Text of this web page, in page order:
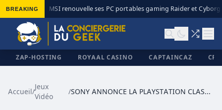
BREAKING MSI renouvelle ses PC portables gaming Raider et Cyborg
ZAP-HOSTING ROYAAL CASINO CAPTAINCAZ
Accueil/
Jeux
Vidéo
/ SONY ANNONCE LA PLAYSTATION CLASSIC